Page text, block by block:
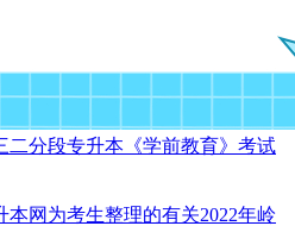
二分段专升本《学前教育》考试
本网为考生整理的有关2022年岭